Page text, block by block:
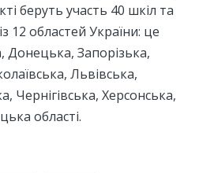
беруть участь 40 шкіл та
12 областей України: це
Донецька, Запорізька,
Львівська,
Чернігівська, Херсонська,
області.